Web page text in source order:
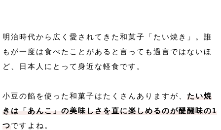
明治時代から広く愛されてきた和菓子「たい焼き」。誰
もが一度は食べたことがあると言っても過言ではないほ
ど、日本人にとって身近な軽食です。
小豆の餡を使った和菓子はたくさんありますが、 たい焼
きは「あんこ」の美味しさを直に楽しめるのが醍醐味の1
つですよね。